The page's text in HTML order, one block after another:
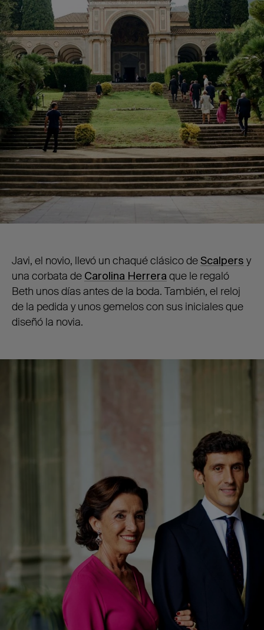
Javi, el novio, llevó un chaqué clásico deScalpers y
una corbata de Carolina Herrera que le regaló
Beth unos días antes de la boda. También, el reloj
de la pedida y unos gemelos con sus iniciales que
diseñó la novia.